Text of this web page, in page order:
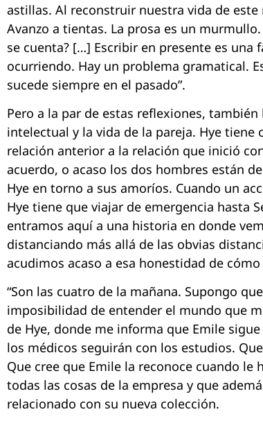
astillas. Al reconstruir nuestra vida de
Avanzo a tientas. La prosa es un
se cuenta? […] Escribir en presente es una
ocurriendo. Hay un problema gramatical.
sucede siempre en el pasado”.
Pero a la par de estas reflexiones,
intelectual y la vida de la pareja. Hye tiene
relación anterior a la relación que inició
acuerdo, o acaso los dos hombres están
Hye en torno a sus amoríos. Cuando un
Hye tiene que viajar de emergencia hasta
entramos aquí a una historia en donde
distanciando más allá de las obvias
acudimos acaso a esa honestidad de
“Son las cuatro de la mañana. Supongo
imposibilidad de entender el mundo que
de Hye, donde me informa que Emile
los médicos seguirán con los estudios.
Que cree que Emile la reconoce cuando le
todas las cosas de la empresa y que
relacionado con su nueva colección.